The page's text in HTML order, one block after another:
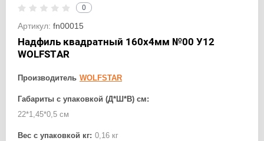
0
Артикул: fn00015
Надфиль квадратный 160х4мм №00 У12
WOLFSTAR
Производитель WOLFSTAR
Габариты с упаковкой (Д*Ш*В) см:
22*1,45*0,5 см
Вес с упаковкой кг: 0,16 кг